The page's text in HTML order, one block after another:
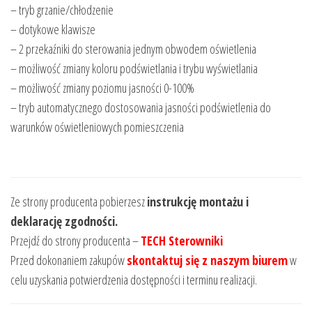
– tryb grzanie/chłodzenie
– dotykowe klawisze
– 2 przekaźniki do sterowania jednym obwodem oświetlenia
– możliwość zmiany koloru podświetlania i trybu wyświetlania
– możliwość zmiany poziomu jasności 0-100%
– tryb automatycznego dostosowania jasności podświetlenia do
warunków oświetleniowych pomieszczenia
Ze strony producenta pobierzeszinstrukcję montażu i
deklarację zgodności.
Przejdź do strony producenta –TECH Sterowniki
Przed dokonaniem zakupówskontaktuj się z naszym biuremw
celu uzyskania potwierdzenia dostępności i terminu realizacji.